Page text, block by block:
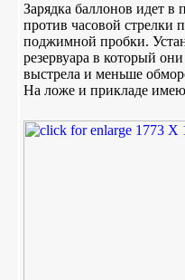
Зарядка баллонов идет в
против часовой стрелки
поджимной пробки.
резервуара в который
выстрела и меньше
На ложе и прикладе